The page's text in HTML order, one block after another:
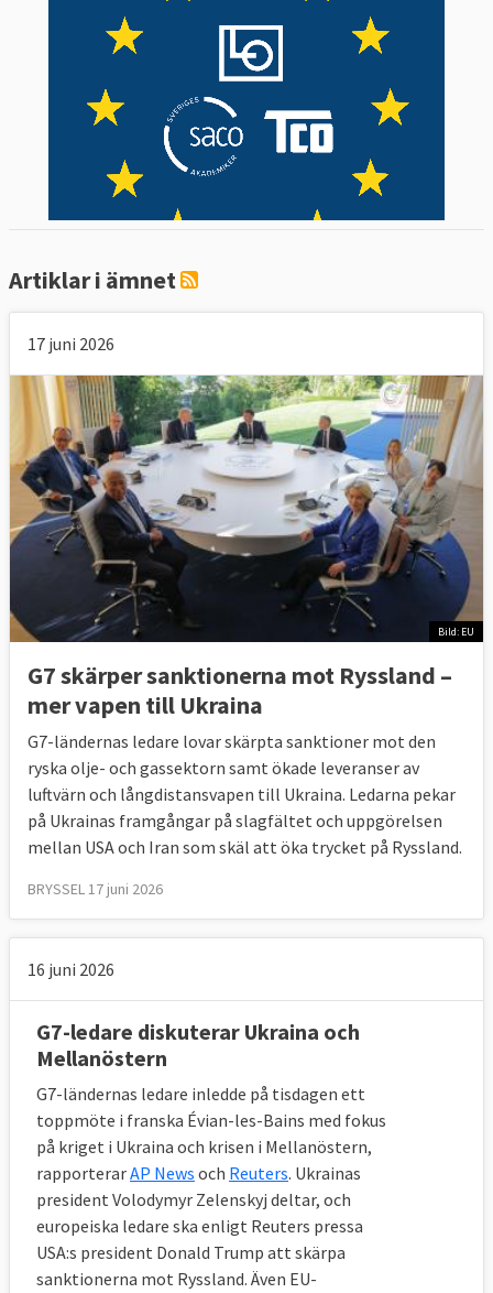
Artiklar i ämnet
17 juni 2026
Bild: EU
G7 skärper sanktionerna mot Ryssland –
mer vapen till Ukraina
G7-ländernas ledare lovar skärpta sanktioner mot den
ryska olje- och gassektorn samt ökade leveranser av
luftvärn och långdistansvapen till Ukraina. Ledarna pekar
på Ukrainas framgångar på slagfältet och uppgörelsen
mellan USA och Iran som skäl att öka trycket på Ryssland.
BRYSSEL 17 juni 2026
16 juni 2026
G7-ledare diskuterar Ukraina och
Mellanöstern
G7-ländernas ledare inledde på tisdagen ett
toppmöte i franska Évian-les-Bains med fokus
på kriget i Ukraina och krisen i Mellanöstern,
rapporterarAP News och Reuters. Ukrainas
president Volodymyr Zelenskyj deltar, och
europeiska ledare ska enligt Reuters pressa
USA:s president Donald Trump att skärpa
sanktionerna mot Ryssland. Även EU-